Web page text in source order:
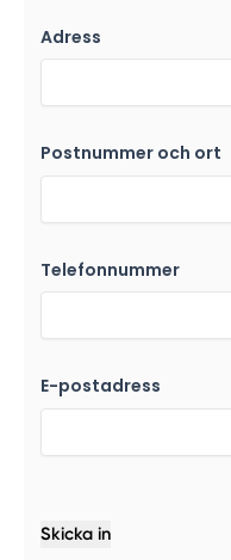
Adress
Postnummer och ort
Telefonnummer
E-postadress
Skicka in